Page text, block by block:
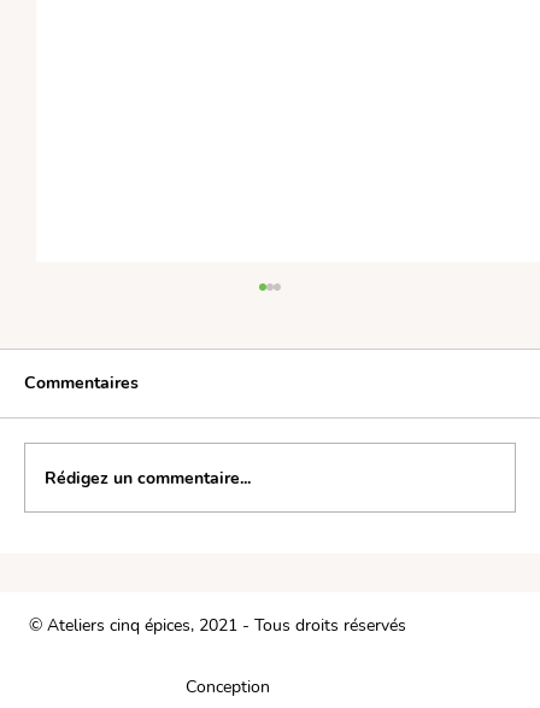
Commentaires
Rédigez un commentaire...
Conception
© Ateliers cinq épices, 2021 - Tous droits réservés